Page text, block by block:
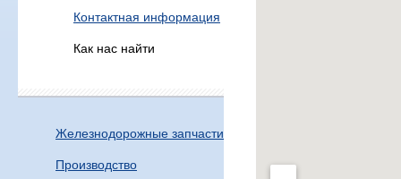
Контактная информация
Как нас найти
Железнодорожные запчасти
Производство